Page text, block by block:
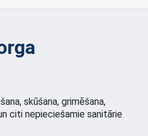
skūšana, grimēšana,
citi nepieciešamie sanitārie